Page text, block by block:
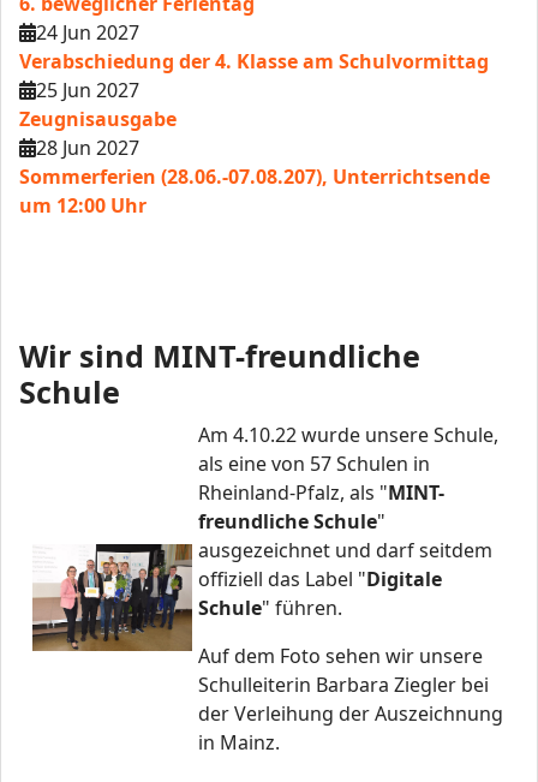
24 Jun 2027
Verabschiedung der 4. Klasse am Schulvormittag
25 Jun 2027
Zeugnisausgabe
28 Jun 2027
Sommerferien (28.06.-07.08.207), Unterrichtsende
um 12:00 Uhr
Wir sind MINT-freundliche
Schule
Am 4.10.22 wurde unsere Schule,
als eine von 57 Schulen in
Rheinland-Pfalz, als "MINT-
freundliche Schule"
ausgezeichnet und darf seitdem
offiziell das Label "Digitale
Schule" führen.
Auf dem Foto sehen wir unsere
Schulleiterin Barbara Ziegler bei
der Verleihung der Auszeichnung
in Mainz.